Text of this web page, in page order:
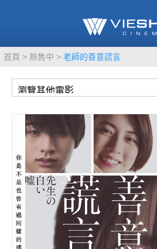
首頁 熱售中 老師的善意謊言
TITAN SCREEN
MUCROWN
IMAX
4DX
VR 演唱會
GOLD CLASS
AD口述影像
LIVE演唱會
影